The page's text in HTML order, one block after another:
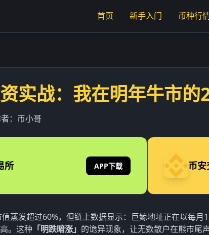
首页 新手入门 币种行
实战：我在明年牛市的
： 币小哥
所 APP下载 币
蒸发超过60%，但链上数据显示：巨鲸地址正在以每月
。这种 「明跌暗涨」 的诡异现象，让无数散户在熊市尾